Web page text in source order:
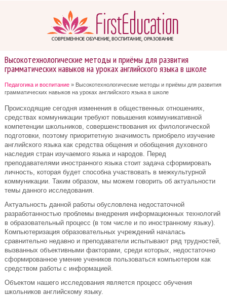
Высокотехнологические методы и приёмы для развития
грамматических навыков на уроках английского языка в школе
Педагогика и воспитание » Высокотехнологические методы и приёмы для развития
грамматических навыков на уроках английского языка в школе
Происходящие сегодня изменения в общественных отношениях,
средствах коммуникации требуют повышения коммуникативной
компетенции школьников, совершенствования их филологической
подготовки, поэтому приоритетную значимость приобрело изучение
английского языка как средства общения и обобщения духовного
наследия стран изучаемого языка и народов. Перед
преподавателями иностранного языка стоит задача сформировать
личность, которая будет способна участвовать в межкультурной
коммуникации. Таким образом, мы можем говорить об актуальности
темы данного исследования.
Актуальность данной работы обусловлена недостаточной
разработанностью проблемы внедрения информационных технологий
в образовательный процесс (в том числе и по иностранному языку).
Компьютеризация образовательных учреждений началась
сравнительно недавно и преподаватели испытывают ряд трудностей,
вызванных объективными факторами, среди которых, недостаточно
сформированное умение учеников пользоваться компьютером как
средством работы с информацией.
Объектом нашего исследования является процесс обучения
школьников английскому языку.